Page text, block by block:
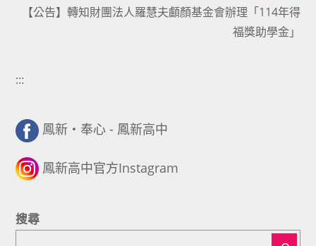
【公告】轉知財團法人羅慧夫顱顏基金會辦理「114年得
福獎助學金」
:::
鳳新・奉心 - 鳳新高中
鳳新高中官方Instagram
搜尋